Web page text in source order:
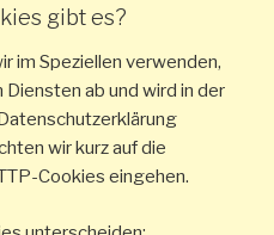
gibt es?
im Speziellen verwenden,
ab und wird in der
wir kurz auf die
Cookies eingehen.